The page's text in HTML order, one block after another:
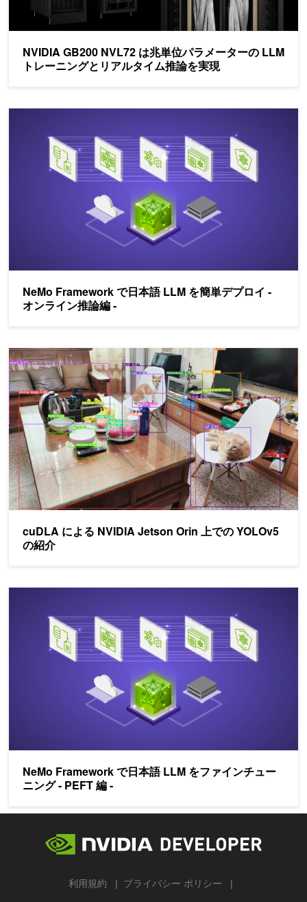
NVIDIA GB200 NVL72 は兆単位パラメーターの LLM
トレーニングとリアルタイム推論を実現
NeMo Framework で日本語 LLM を簡単デプロイ -
オンライン推論編 -
NeMo Framework で日本語 LLM を簡単デプロイ - オンライン推
cuDLA による NVIDIA Jetson Orin 上での YOLOv5
の紹介
cuDLA による NVIDIA Jetson Orin 上での YOLOv5 の紹介
NeMo Framework で日本語 LLM をファインチュー
ニング - PEFT 編 -
利用規約 プライバシー ポリシー